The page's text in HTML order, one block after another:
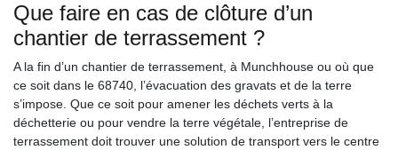
Que faire en cas de clôture d’un
chantier de terrassement ?
A la fin d’un chantier de terrassement, à Munchhouse ou où que
ce soit dans le 68740, l’évacuation des gravats et de la terre
s’impose. Que ce soit pour amener les déchets verts à la
déchetterie ou pour vendre la terre végétale, l’entreprise de
terrassement doit trouver une solution de transport vers le centre